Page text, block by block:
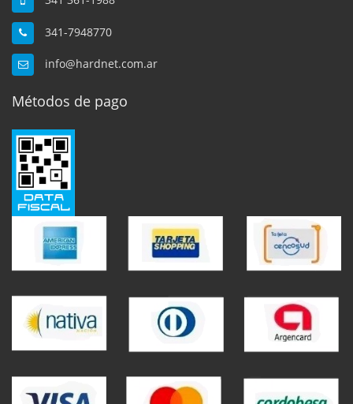
341-7948770
info@hardnet.com.ar
Métodos de pago